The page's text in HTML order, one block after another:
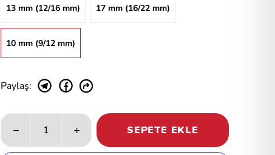
13 mm (12/16 mm) 17 mm (16/22 mm)
10 mm (9/12 mm)
Paylaş:
SEPETE EKLE